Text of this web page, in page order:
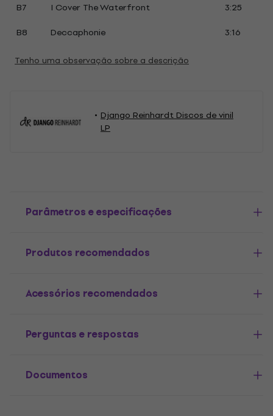
B7
I Cover The Waterfront
3:25
B8
Deccaphonie 3:16
Tenho uma observação sobre a descrição
Django Reinhardt Discos de vinil
LP
Parâmetros e especificações
Produtos recomendados
Acessórios recomendados
Perguntas e respostas
Documentos